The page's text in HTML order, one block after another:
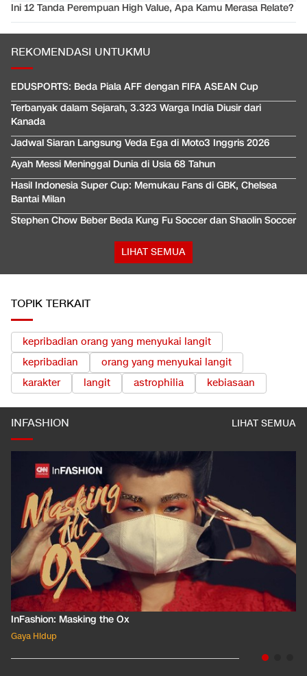
Ini 12 Tanda Perempuan High Value, Apa Kamu Merasa Relate?
REKOMENDASI UNTUKMU
EDUSPORTS: Beda Piala AFF dengan FIFA ASEAN Cup
Terbanyak dalam Sejarah, 3.323 Warga India Diusir dari
Kanada
Jadwal Siaran Langsung Veda Ega di Moto3 Inggris 2026
Ayah Messi Meninggal Dunia di Usia 68 Tahun
Hasil Indonesia Super Cup: Memukau Fans di GBK, Chelsea
Bantai Milan
Stephen Chow Beber Beda Kung Fu Soccer dan Shaolin Soccer
LIHAT SEMUA
TOPIK TERKAIT
kepribadian orang yang menyukai langit
kepribadian
orang yang menyukai langit
karakter
langit astrophilia kebiasaan
INFASHION LIHAT SEMUA
InFashion: Masking the Ox
Gaya Hidup